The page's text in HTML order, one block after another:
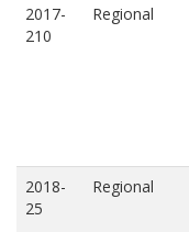
2017-
210
Regional
2018-
25
Regional